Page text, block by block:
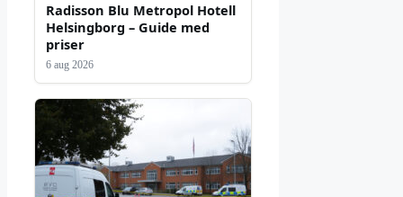
Radisson Blu Metropol Hotell
Helsingborg – Guide med
priser
6 aug 2026